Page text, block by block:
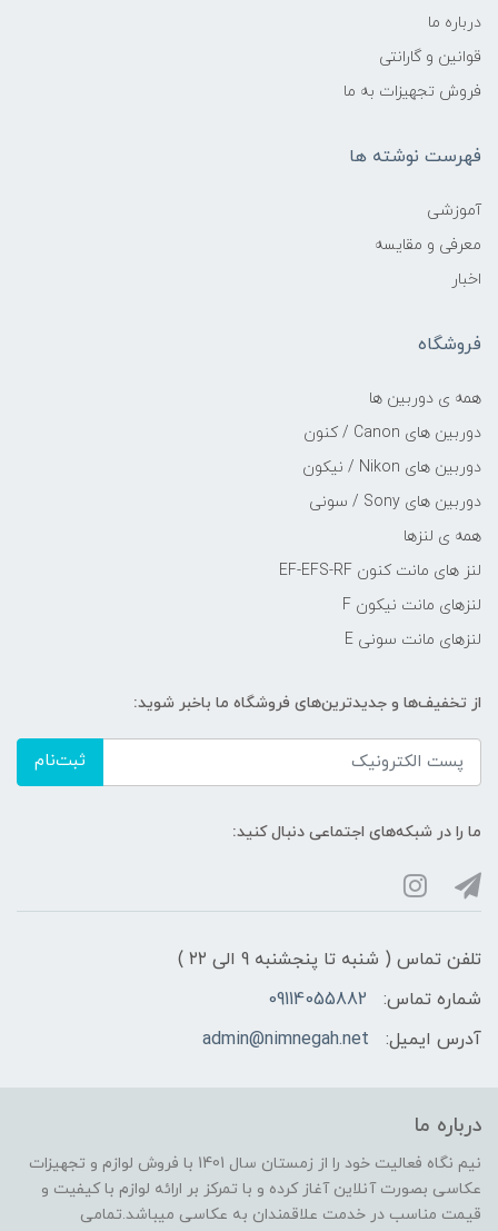
درباره ما
قوانین و گارانتی
فروش تجهیزات به ما
فهرست نوشته ها
آموزشی
معرفی و مقایسه
اخبار
فروشگاه
همه ی دوربین ها
دوربین های Canon / کنون
دوربین های Nikon / نیکون
دوربین های Sony / سونی
همه ی لنزها
لنز های مانت کنون EF-EFS-RF
لنزهای مانت نیکون F
لنزهای مانت سونی E
از تخفیف‌ها و جدیدترین‌های فروشگاه ما باخبر شوید:
ثبت‌نام
ما را در شبکه‌های اجتماعی دنبال کنید:
تلفن تماس ( شنبه تا پنجشنبه 9 الی ۲۲ )
شماره تماس:
09114055882
آدرس ایمیل:
admin@nimnegah.net
درباره ما
نیم نگاه فعالیت خود را از زمستان سال 1401 با فروش لوازم و تجهیزات
عکاسی بصورت آنلاین آغاز کرده و با تمرکز بر ارائه لوازم با کیفیت و
قیمت مناسب در خدمت علاقمندان به عکاسی میباشد.تمامی